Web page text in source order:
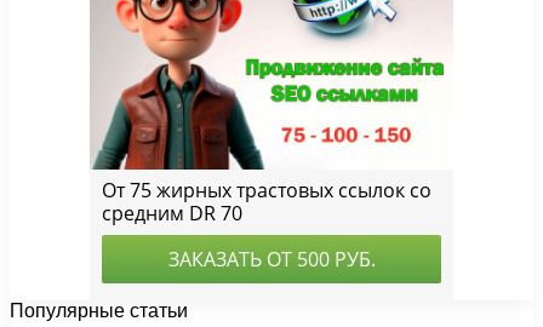
Популярные статьи